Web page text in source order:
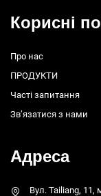
Корисні
Про нас
ПРОДУКТИ
Часті запитання
Зв’язатися з нами
Адреса
Вул. Tailiang, 11,